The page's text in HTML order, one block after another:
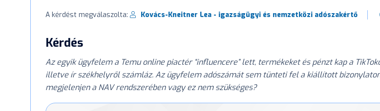
A kérdést megválaszolta: Kovács-Kneitner Lea - igazságügyi és nemzetközi adószakértő
Kérdés
Az egyik ügyfelem a Temu online piactér “influencere” lett, termékeket és pénzt kap a
illetve ír székhelyről számláz. Az ügyfelem adószámát sem tünteti fel a kiállított
megjelenjen a NAV rendszerében vagy ez nem szükséges?